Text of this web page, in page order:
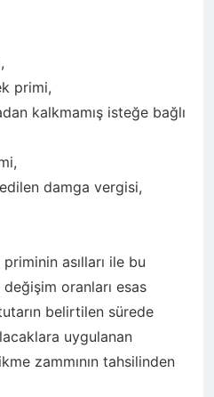
primi,
kalkmamış isteğe bağlı
damga vergisi,
asılları ile bu
oranları esas
belirtilen sürede
uygulanan
zammının tahsilinden